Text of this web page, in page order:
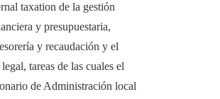
taxation de la gestión
y presupuestaria,
y recaudación y el
tareas de las cuales el
de Administración local